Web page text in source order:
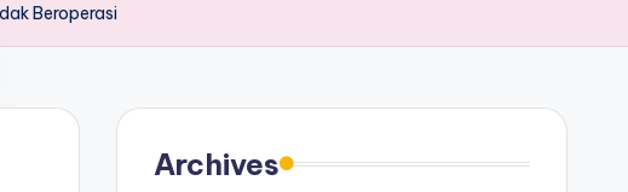
Beroperasi
Archives